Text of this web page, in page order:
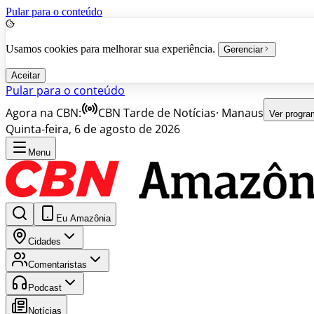
Pular para o conteúdo
Usamos cookies para melhorar sua experiência. Gerenciar
Aceitar
Pular para o conteúdo
Agora na CBN:
CBN Tarde de Notícias· Manaus Ver
Quinta-feira, 6 de agosto de 2026
Menu
Eu Amazônia
Cidades
Comentaristas
Podcast
Notícias